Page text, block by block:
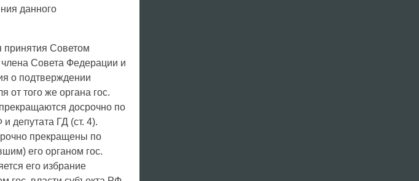
данного
принятия Советом
Совета Федерации и
о подтверждении
от того же органа гос.
досрочно по
депутата ГД (ст. 4).
прекращены по
его органом гос.
его избрание